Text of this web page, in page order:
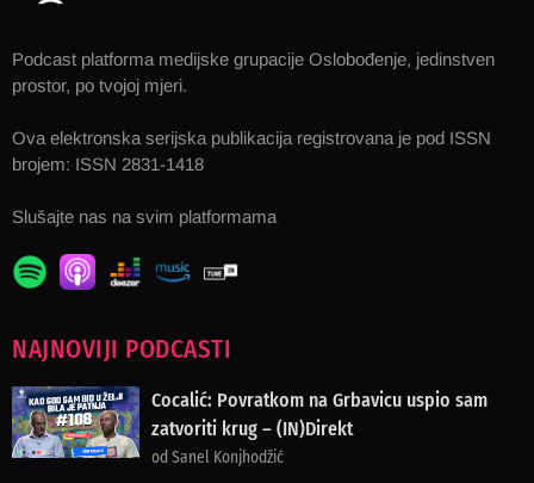
Podcast platforma medijske grupacije Oslobođenje, jedinstven
prostor, po tvojoj mjeri.
Ova elektronska serijska publikacija registrovana je pod ISSN
brojem: ISSN 2831-1418
Slušajte nas na svim platformama
NAJNOVIJI PODCASTI
Cocalić: Povratkom na Grbavicu uspio sam
zatvoriti krug – (IN)Direkt
od Sanel Konjhodžić